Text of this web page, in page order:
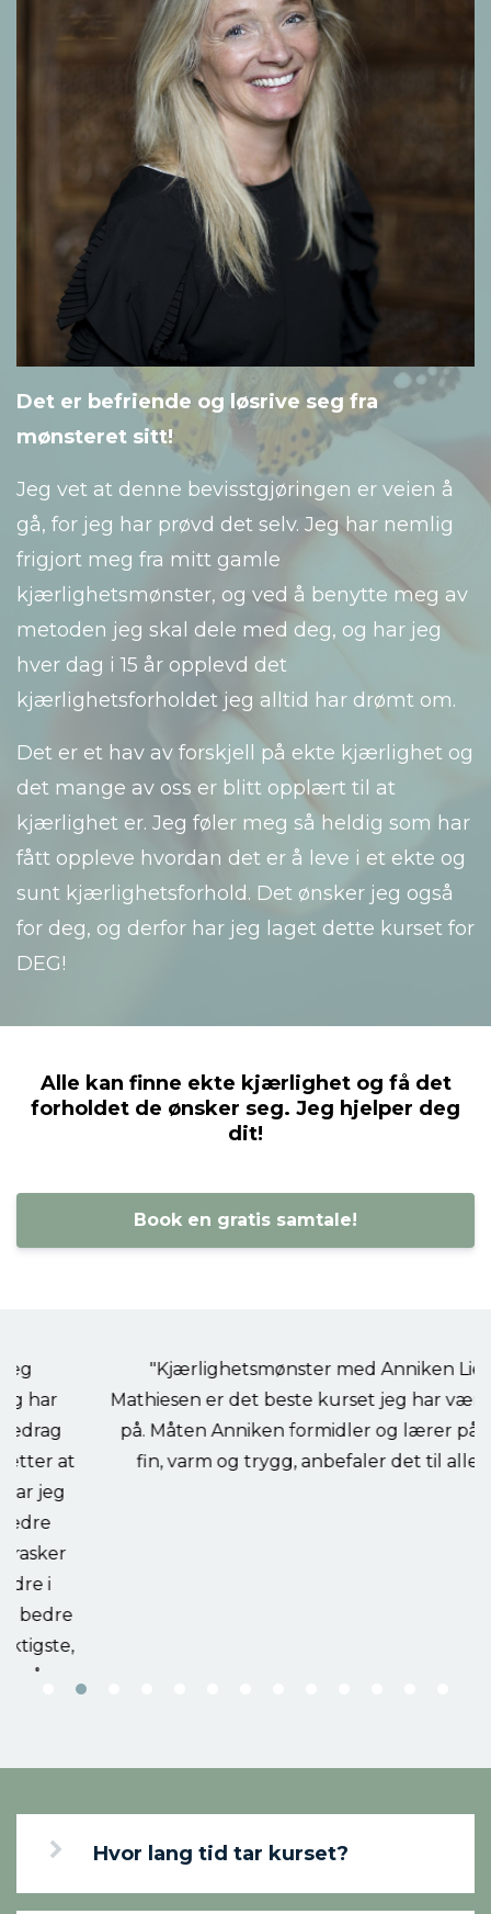
Det er befriende og løsrive seg fra
mønsteret sitt!
Jeg vet at denne bevisstgjøringen er veien å
gå, for jeg har prøvd det selv. Jeg har nemlig
frigjort meg fra mitt gamle
kjærlighetsmønster, og ved å benytte meg av
metoden jeg skal dele med deg, og har jeg
hver dag i 15 år opplevd det
kjærlighetsforholdet jeg alltid har drømt om.
Det er et hav av forskjell på ekte kjærlighet og
det mange av oss er blitt opplært til at
kjærlighet er. Jeg føler meg så heldig som har
fått oppleve hvordan det er å leve i et ekte og
sunt kjærlighetsforhold. Det ønsker jeg også
for deg, og derfor har jeg laget dette kurset for
DEG!
Alle kan finne ekte kjærlighet og få det
forholdet de ønsker seg. Jeg hjelper deg
dit!
Book en gratis samtale!
"Kjærlighetsmønster med Anniken Lien
Mathiesen er det beste kurset jeg har vært med
på. Måten Anniken formidler og lærer på er så
fin, varm og trygg, anbefaler det til alle ❤️"
Hva vil kurset kunne gi meg?
Hvem er dette kurset for?